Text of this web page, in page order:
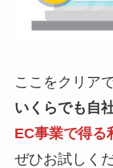
ここをクリア
いくらでも自
EC事業で得る
ぜひお試しく